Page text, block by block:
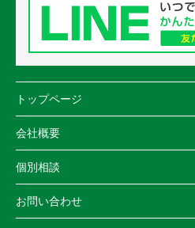
トップページ
会社概要
個別相談
お問い合わせ